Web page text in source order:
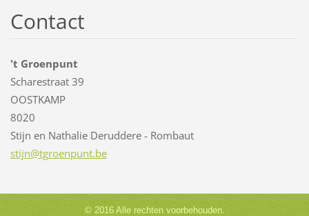
Contact
't Groenpunt
Scharestraat 39
OOSTKAMP
8020
Stijn en Nathalie Deruddere - Rombaut
stijn@tgroenpunt.be
© 2016 Alle rechten voorbehouden.